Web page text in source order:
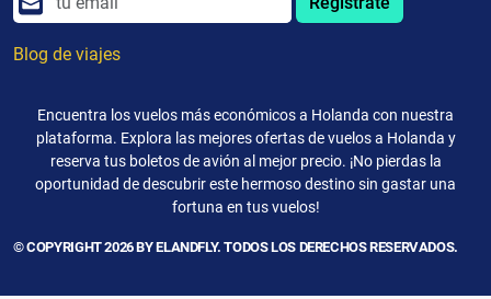
Blog de viajes
Encuentra los vuelos más económicos a Holanda con nuestra
plataforma. Explora las mejores ofertas de vuelos a Holanda y
reserva tus boletos de avión al mejor precio. ¡No pierdas la
oportunidad de descubrir este hermoso destino sin gastar una
fortuna en tus vuelos!
© COPYRIGHT 2026 BY ELANDFLY. TODOS LOS DERECHOS RESERVADOS.